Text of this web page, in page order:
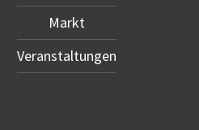
Markt
Veranstaltungen